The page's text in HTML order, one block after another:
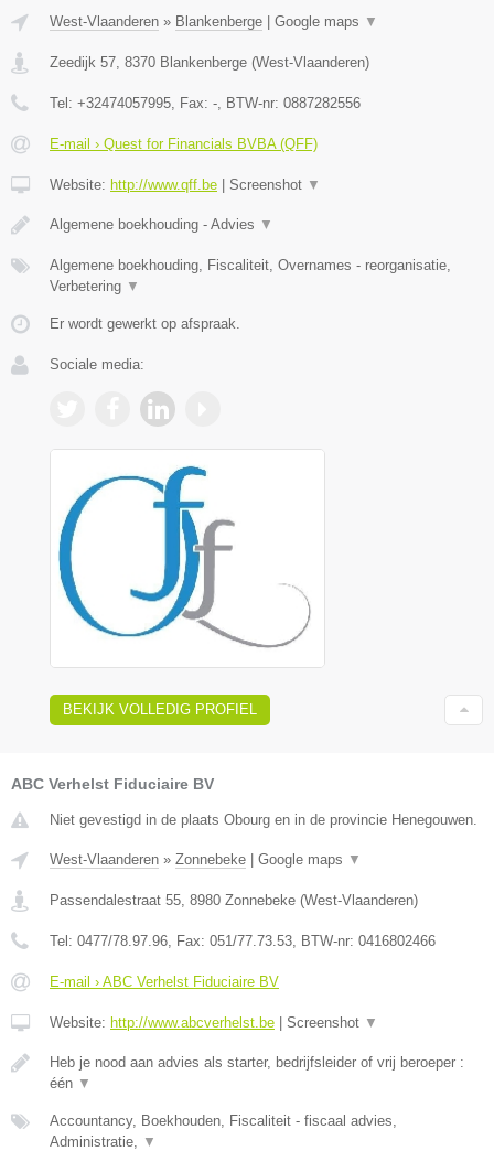
West-Vlaanderen » Blankenberge Google maps ▼
Zeedijk 57, 8370 Blankenberge (West-Vlaanderen)
Tel: +32474057995, Fax: -, BTW-nr: 0887282556
E-mail › Quest for Financials BVBA (QFF)
Website: http://www.qff.be Screenshot ▼
Algemene boekhouding - Advies ▼
Algemene boekhouding, Fiscaliteit, Overnames - reorganisatie,
Verbetering ▼
Er wordt gewerkt op afspraak.
Sociale media:
BEKIJK VOLLEDIG PROFIEL
ABC Verhelst Fiduciaire BV
Niet gevestigd in de plaats Obourg en in de provincie Henegouwen.
West-Vlaanderen » Zonnebeke Google maps ▼
Passendalestraat 55 8980 Zonnebeke (West-Vlaanderen)
Tel: 0477/78.97.96 , Fax: 051/77.73.53 , BTW-nr: 0416802466
E-mail › ABC Verhelst Fiduciaire BV
Website: http://www.abcverhelst.be Screenshot ▼
Heb je nood aan advies als starter, bedrijfsleider of vrij beroeper :
één ▼
Accountancy, Boekhouden, Fiscaliteit - fiscaal advies,
Administratie,
▼